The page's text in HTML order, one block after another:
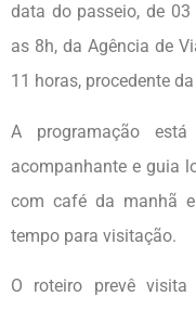
data do passeio, de
as 8h, da Agência de
11 horas, procedente
A programação
acompanhante e guia
com café da manhã
tempo para visitação.
O roteiro prevê